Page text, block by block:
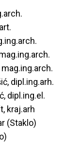
dipl.ing.arh.
dipl.ing.el.
kraj.arh
(Staklo)